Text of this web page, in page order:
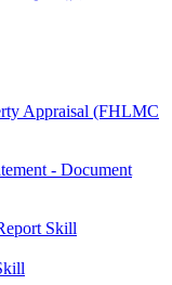
Appraisal (FHLMC
- Document
Skill